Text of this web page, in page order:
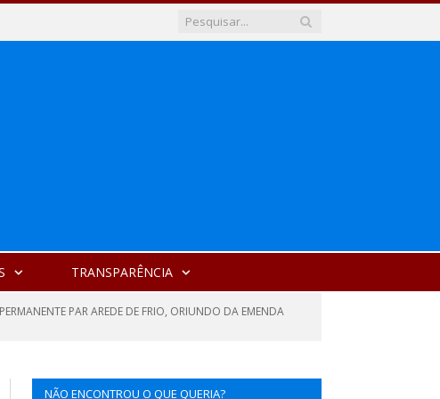
TRANSPARÊNCIA
PAR AREDE DE FRIO, ORIUNDO DA EMENDA
NÃO ENCONTROU O QUE QUERIA?